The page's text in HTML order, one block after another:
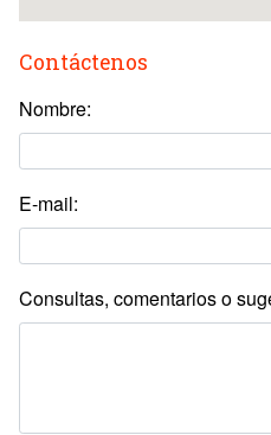
Contáctenos
Nombre:
E-mail:
Consultas, comentarios o